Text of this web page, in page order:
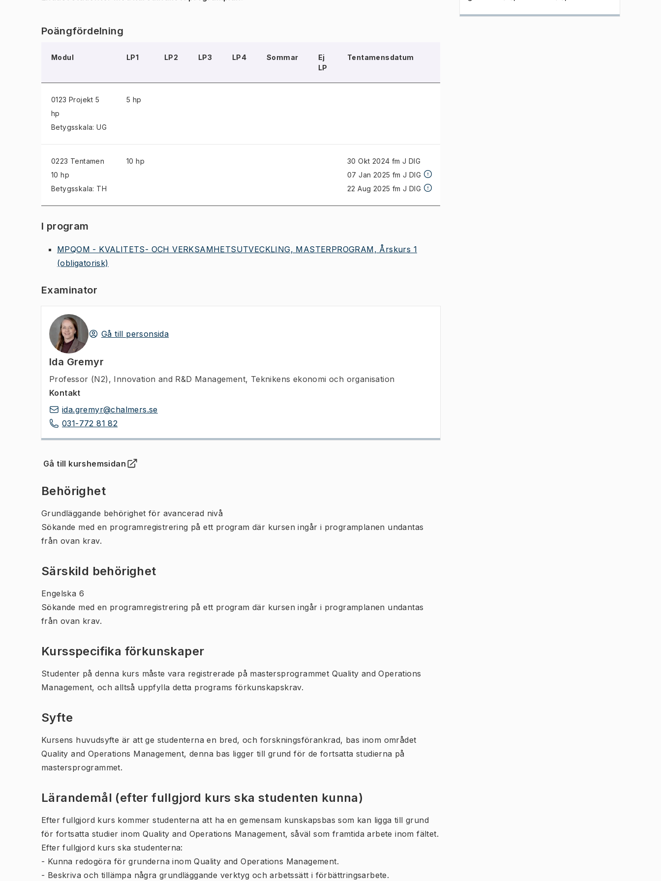
Poängfördelning
Modul LP1 LP2 LP3 LP4 Sommar
Ej
LP
Tentamensdatum
0123 Projekt 5
hp
Betygsskala: UG
5 hp
0223 Tentamen
10 hp
Betygsskala: TH
10 hp 30 Okt 2024 fm J DIG
07 Jan 2025 fm J DIG
22 Aug 2025 fm J DIG
I program
MPQOM - KVALITETS- OCH VERKSAMHETSUTVECKLING, MASTERPROGRAM, Årskurs 1
(obligatorisk)
Examinator
Gå till personsida
Ida Gremyr
Professor (N2) , Innovation and R&D Management, Teknikens ekonomi och organisation
Kontakt
ida.gremyr@chalmers.se
031-772 81 82
Gå till kurshemsidan
(Öppnas i ny flik)
Behörighet
Grundläggande behörighet för avancerad nivå
Sökande med en programregistrering på ett program där kursen ingår i programplanen undantas
från ovan krav.
Särskild behörighet
Engelska 6
Sökande med en programregistrering på ett program där kursen ingår i programplanen undantas
från ovan krav.
Kursspecifika förkunskaper
Studenter på denna kurs måste vara registrerade på mastersprogrammet Quality and Operations
Management, och alltså uppfylla detta programs förkunskapskrav.
Syfte
Kursens huvudsyfte är att ge studenterna en bred, och forskningsförankrad, bas inom området
Quality and Operations Management, denna bas ligger till grund för de fortsatta studierna på
mastersprogrammet.
Lärandemål (efter fullgjord kurs ska studenten kunna)
Efter fullgjord kurs kommer studenterna att ha en gemensam kunskapsbas som kan ligga till grund
för fortsatta studier inom Quality and Operations Management, såväl som framtida arbete inom fältet.
Efter fullgjord kurs ska studenterna:
- Kunna redogöra för grunderna inom Quality and Operations Management.
- Beskriva och tillämpa några grundläggande verktyg och arbetssätt i förbättringsarbete.